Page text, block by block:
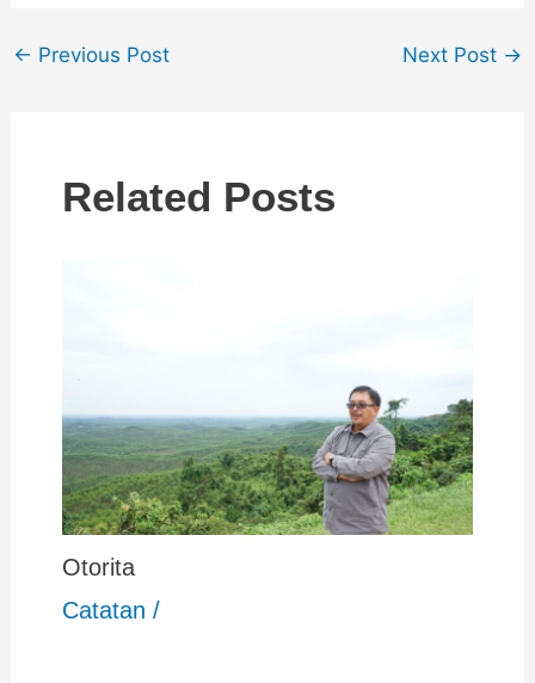
← Previous Post Next Post →
Related Posts
Otorita
Catatan /